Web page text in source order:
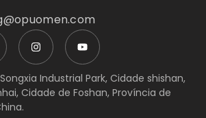
Industrial Park, Cidade shishan,
Cidade de Foshan, Província de